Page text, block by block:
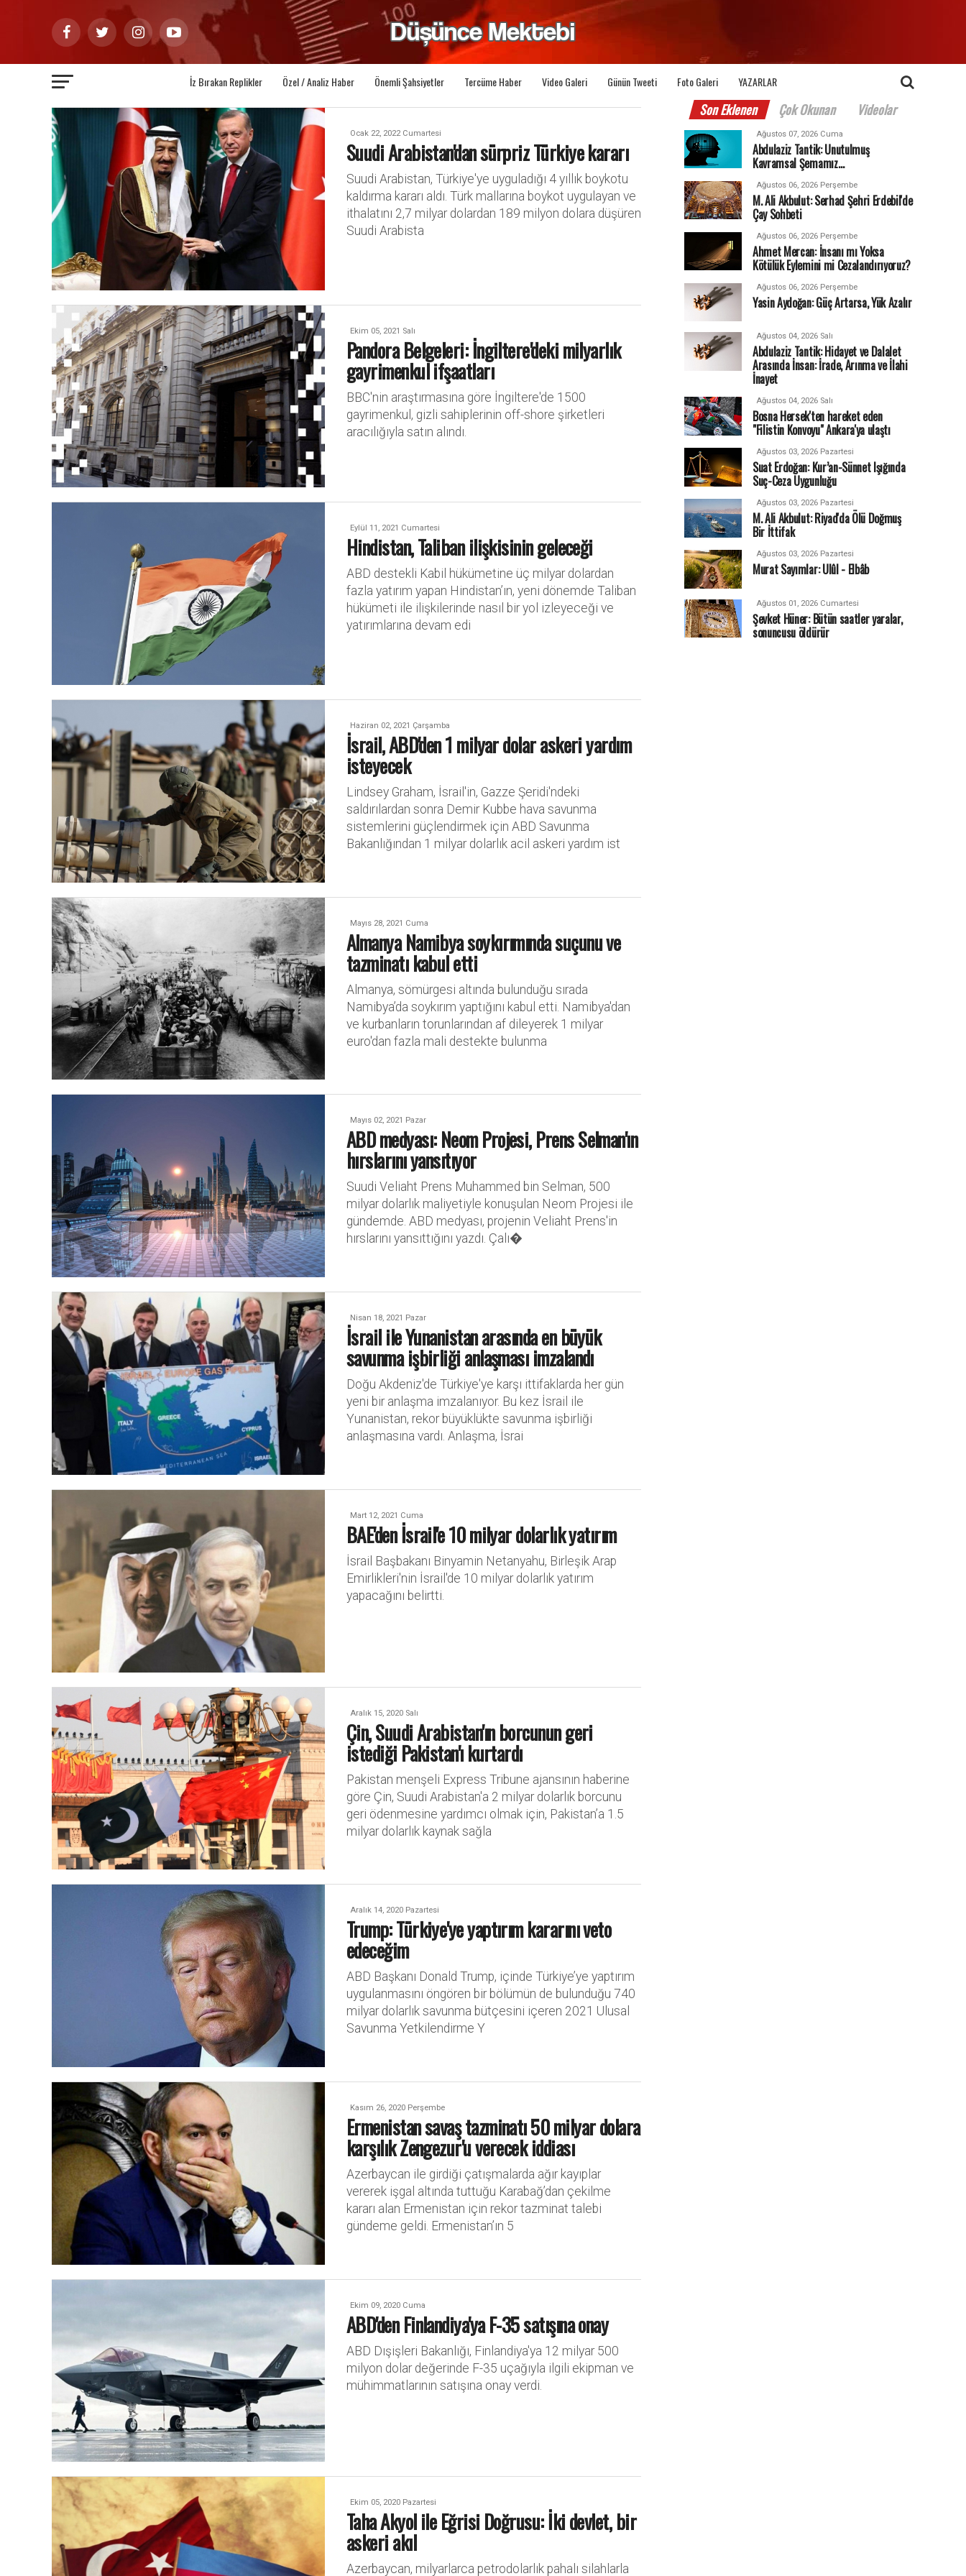
İz Bırakan Replikler Özel / Analiz Haber Önemli Şahsiyetler Tercüme Haber Video Galeri Günün Tweeti Foto Galeri YAZARLAR
Ocak 22, 2022 Cumartesi
Suudi Arabistan'dan sürpriz Türkiye kararı
Suudi Arabistan, Türkiye'ye uyguladığı 4 yıllık boykotu
kaldırma kararı aldı. Türk mallarına boykot uygulayan ve
ithalatını 2,7 milyar dolardan 189 milyon dolara düşüren
Suudi Arabista
Ekim 05, 2021 Salı
Pandora Belgeleri: İngiltere'deki milyarlık
gayrimenkul ifşaatları
BBC'nin araştırmasına göre İngiltere'de 1500
gayrimenkul, gizli sahiplerinin off-shore şirketleri
aracılığıyla satın alındı.
Eylül 11, 2021 Cumartesi
Hindistan, Taliban ilişkisinin geleceği
ABD destekli Kabil hükümetine üç milyar dolardan
fazla yatırım yapan Hindistan’ın, yeni dönemde Taliban
hükümeti ile ilişkilerinde nasıl bir yol izleyeceği ve
yatırımlarına devam edi
Haziran 02, 2021 Çarşamba
İsrail, ABD'den 1 milyar dolar askeri yardım
isteyecek
Lindsey Graham, İsrail'in, Gazze Şeridi'ndeki
saldırılardan sonra Demir Kubbe hava savunma
sistemlerini güçlendirmek için ABD Savunma
Bakanlığından 1 milyar dolarlık acil askeri yardım ist
Mayıs 28, 2021 Cuma
Almanya Namibya soykırımında suçunu ve
tazminatı kabul etti
Almanya, sömürgesi altında bulunduğu sırada
Namibya’da soykırım yaptığını kabul etti. Namibya'dan
ve kurbanların torunlarından af dileyerek 1 milyar
euro'dan fazla mali destekte bulunma
Mayıs 02, 2021 Pazar
ABD medyası: Neom Projesi, Prens Selman'ın
hırslarını yansıtıyor
Suudi Veliaht Prens Muhammed bin Selman, 500
milyar dolarlık maliyetiyle konuşulan Neom Projesi ile
gündemde. ABD medyası, projenin Veliaht Prens'in
hırslarını yansıttığını yazdı. Çalı�
Nisan 18, 2021 Pazar
İsrail ile Yunanistan arasında en büyük
savunma işbirliği anlaşması imzalandı
Doğu Akdeniz'de Türkiye'ye karşı ittifaklarda her gün
yeni bir anlaşma imzalanıyor. Bu kez İsrail ile
Yunanistan, rekor büyüklükte savunma işbirliği
anlaşmasına vardı. Anlaşma, İsrai
Mart 12, 2021 Cuma
BAE'den İsrail'e 10 milyar dolarlık yatırım
İsrail Başbakanı Binyamin Netanyahu, Birleşik Arap
Emirlikleri'nin İsrail'de 10 milyar dolarlık yatırım
yapacağını belirtti.
Aralık 15, 2020 Salı
Çin, Suudi Arabistan'ın borcunun geri
istediği Pakistan'ı kurtardı
Pakistan menşeli Express Tribune ajansının haberine
göre Çin, Suudi Arabistan'a 2 milyar dolarlık borcunu
geri ödenmesine yardımcı olmak için, Pakistan’a 1.5
milyar dolarlık kaynak sağla
Aralık 14, 2020 Pazartesi
Trump: Türkiye'ye yaptırım kararını veto
edeceğim
ABD Başkanı Donald Trump, içinde Türkiye’ye yaptırım
uygulanmasını öngören bir bölümün de bulunduğu 740
milyar dolarlık savunma bütçesini içeren 2021 Ulusal
Savunma Yetkilendirme Y
Kasım 26, 2020 Perşembe
Ermenistan savaş tazminatı 50 milyar dolara
karşılık Zengezur'u verecek iddiası
Azerbaycan ile girdiği çatışmalarda ağır kayıplar
vererek işgal altında tuttuğu Karabağ’dan çekilme
kararı alan Ermenistan için rekor tazminat talebi
gündeme geldi. Ermenistan’ın 5
Ekim 09, 2020 Cuma
ABD'den Finlandiya'ya F-35 satışına onay
ABD Dışişleri Bakanlığı, Finlandiya'ya 12 milyar 500
milyon dolar değerinde F-35 uçağıyla ilgili ekipman ve
mühimmatlarının satışına onay verdi.
Ekim 05, 2020 Pazartesi
Taha Akyol ile Eğrisi Doğrusu: İki devlet, bir
askeri akıl
Azerbaycan, milyarlarca petrodolarlık pahalı silahlarla
Son Eklenen Çok Okunan Videolar
Ağustos 07, 2026 Cuma
Abdulaziz Tantik: Unutulmuş
Kavramsal Şemamız…
Ağustos 06, 2026 Perşembe
M. Ali Akbulut: Serhad Şehri Erdebil'de
Çay Sohbeti
Ağustos 06, 2026 Perşembe
Ahmet Mercan: İnsanı mı Yoksa
Kötülük Eylemini mi Cezalandırıyoruz?
Ağustos 06, 2026 Perşembe
Yasin Aydoğan: Güç Artarsa, Yük Azalır
Ağustos 04, 2026 Salı
Abdulaziz Tantik: Hidayet ve Dalalet
Arasında İnsan: İrade, Arınma ve İlahi
İnayet
Ağustos 04, 2026 Salı
Bosna Hersek'ten hareket eden
"Filistin Konvoyu" Ankara'ya ulaştı
Ağustos 03, 2026 Pazartesi
Suat Erdoğan: Kur’an-Sünnet Işığında
Suç-Ceza Uygunluğu
Ağustos 03, 2026 Pazartesi
M. Ali Akbulut: Riyad'da Ölü Doğmuş
Bir İttifak
Ağustos 03, 2026 Pazartesi
Murat Sayımlar: Ulûl - Elbâb
Ağustos 01, 2026 Cumartesi
Şevket Hüner: Bütün saatler yaralar,
sonuncusu öldürür